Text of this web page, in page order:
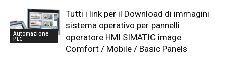
Automazione
PLC
Tutti i link per il Download di immagini
sistema operativo per pannelli
operatore HMI SIMATIC image:
Comfort / Mobile / Basic Panels